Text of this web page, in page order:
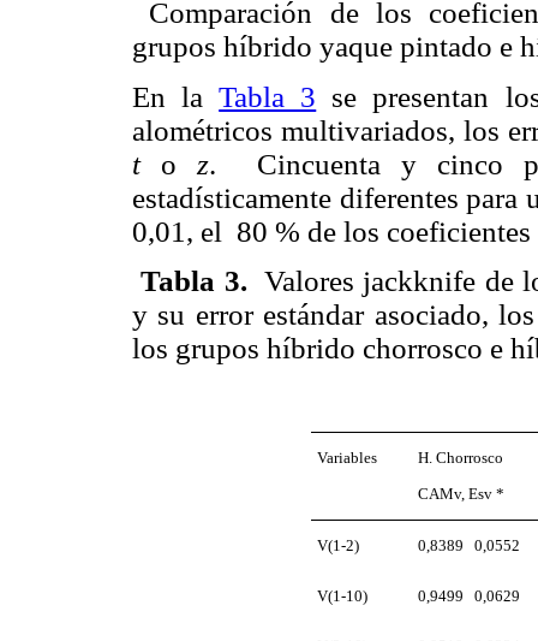
Comparación de los
grupos híbrido yaque pintado e
En laTabla 3 se presentan
alométricos multivariados, los
to z.
Cincuenta y cinco
estadísticamente diferentes para
0,01, el 80 % de los
Tabla 3. Valores jackknife de
y su error estándar asociado,
los grupos híbrido chorrosco e
Variables
H. Chorrosco
CAMv, Esv *
V(1-2) 0,8389 0,0552
V(1-10) 0,9499 0,0629